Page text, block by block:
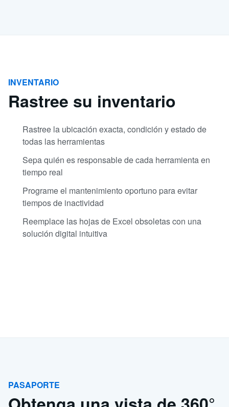
INVENTARIO
Rastree su inventario
Rastree la ubicación exacta, condición y estado de
todas las herramientas
Sepa quién es responsable de cada herramienta en
tiempo real
Programe el mantenimiento oportuno para evitar
tiempos de inactividad
Reemplace las hojas de Excel obsoletas con una
solución digital intuitiva
PASAPORTE